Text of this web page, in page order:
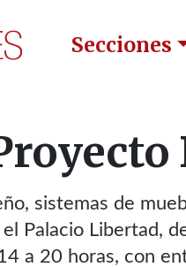
Secciones
sistemas de
Palacio Libertad,
a 20 horas, con